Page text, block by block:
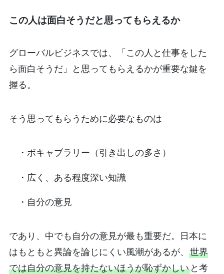
この人は面白そうだと思ってもらえるか
グローバルビジネスでは、「この人と仕事をした
ら面白そうだ」と思ってもらえるかが重要な鍵を
握る。
そう思ってもらうために必要なものは
・ボキャブラリー（引き出しの多さ）
・広く、ある程度深い知識
・自分の意見
であり、中でも自分の意見が最も重要だ。日本に
はもともと異論を論じにくい風潮があるが、 世界
では自分の意見を持たないほうが恥ずかしいと考